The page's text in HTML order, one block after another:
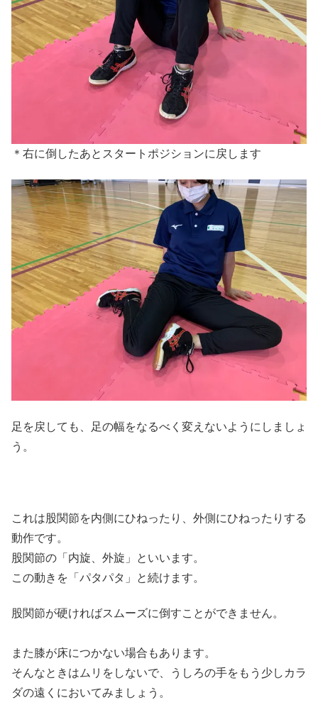
＊右に倒したあとスタートポジションに戻します
足を戻しても、足の幅をなるべく変えないようにしましょ
う。
これは股関節を内側にひねったり、外側にひねったりする
動作です。
股関節の「内旋、外旋」といいます。
この動きを「パタパタ」と続けます。
股関節が硬ければスムーズに倒すことができません。
また膝が床につかない場合もあります。
そんなときはムリをしないで、うしろの手をもう少しカラ
ダの遠くにおいてみましょう。